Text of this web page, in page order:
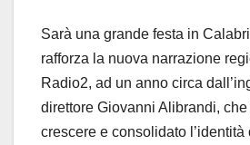
Sarà una grande festa in
rafforza la nuova narrazione
Radio2, ad un anno circa
direttore Giovanni Alibrandi,
crescere e consolidato l’identità